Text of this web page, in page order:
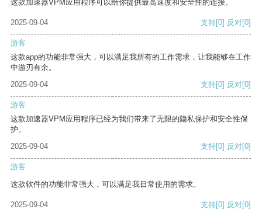
这款加速器VPM应用程序可以给你提供最高速度和安全性的连接。
2025-09-04 支持[0] 反对[0]
游客
这款app的功能非常强大，可以满足我所有的工作需求，让我能够在工作
中游刃有余。
2025-09-04
支持[0] 反对[0]
游客
这款加速器VPM应用程序已经为我们带来了无限的隐私保护和安全性保
护。
2025-09-04
支持[0] 反对[0]
游客
这款软件的功能非常强大，可以满足我日常使用的需求。
2025-09-04 支持[0] 反对[0]